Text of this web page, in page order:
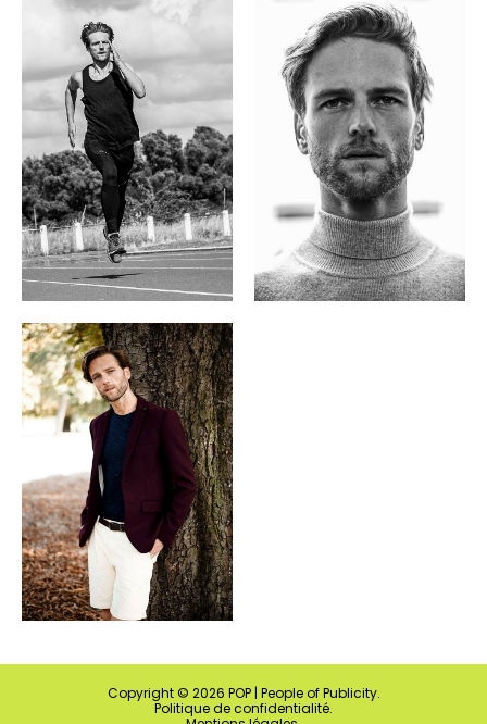
Copyright © 2026 POP | People of Publicity.
Politique de confidentialité.